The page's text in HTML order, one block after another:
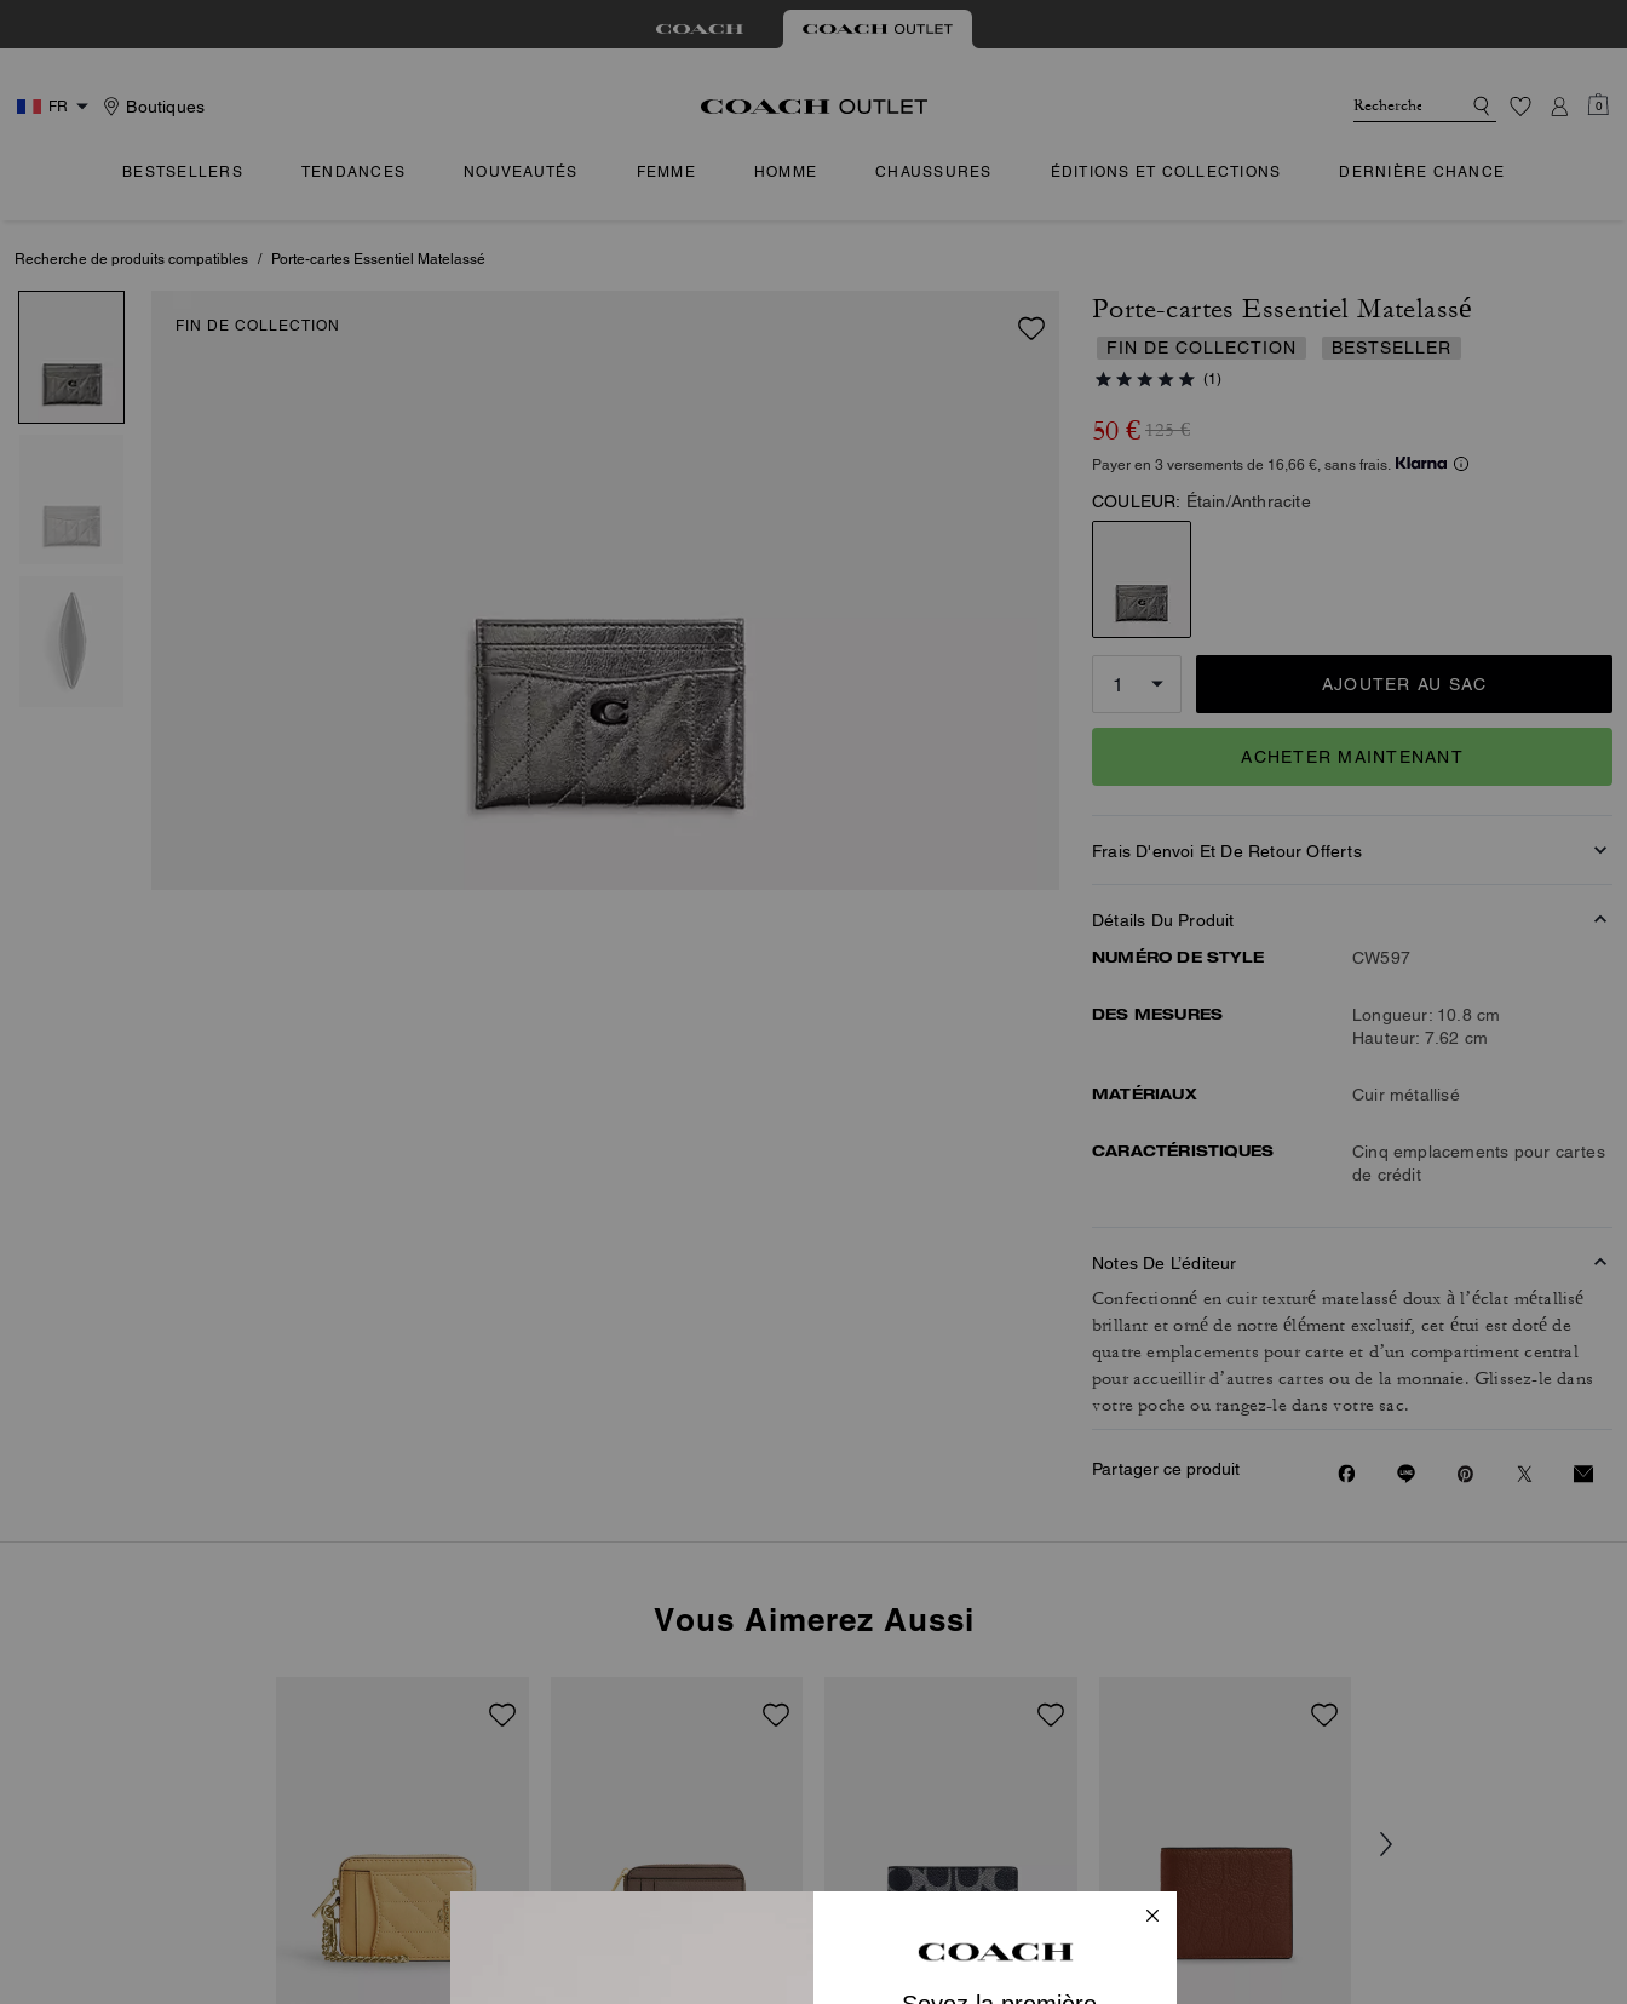
FR Boutiques 0
BESTSELLERS TENDANCES NOUVEAUTÉS FEMME HOMME CHAUSSURES ÉDITIONS ET COLLECTIONS DERNIÈRE CHANCE
Recherche de produits compatibles / Porte-cartes Essentiel Matelassé
FIN DE COLLECTION
Porte-cartes Essentiel Matelassé
FIN DE COLLECTION BESTSELLER
(1)
50 € 125 €
Payer en 3 versements de 16,66 €, sans frais.
COULEUR: Étain/Anthracite
AJOUTER AU SAC
ACHETER MAINTENANT
Frais D'envoi Et De Retour Offerts
Détails Du Produit
NUMÉRO DE STYLE
CW597
DES MESURES
Longueur: 10.8 cm
Hauteur: 7.62 cm
MATÉRIAUX Cuir métallisé
CARACTÉRISTIQUES
Cinq emplacements pour cartes
de crédit
Notes De L’éditeur
Confectionné en cuir texturé matelassé doux à l’éclat métallisé
brillant et orné de notre élément exclusif, cet étui est doté de
quatre emplacements pour carte et d’un compartiment central
pour accueillir d’autres cartes ou de la monnaie. Glissez-le dans
votre poche ou rangez-le dans votre sac.
Partager ce produit
Vous Aimerez Aussi